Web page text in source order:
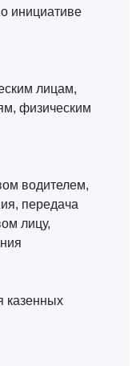
инициативе
лицам,
физическим
водителем,
передача
лицу,
казенных